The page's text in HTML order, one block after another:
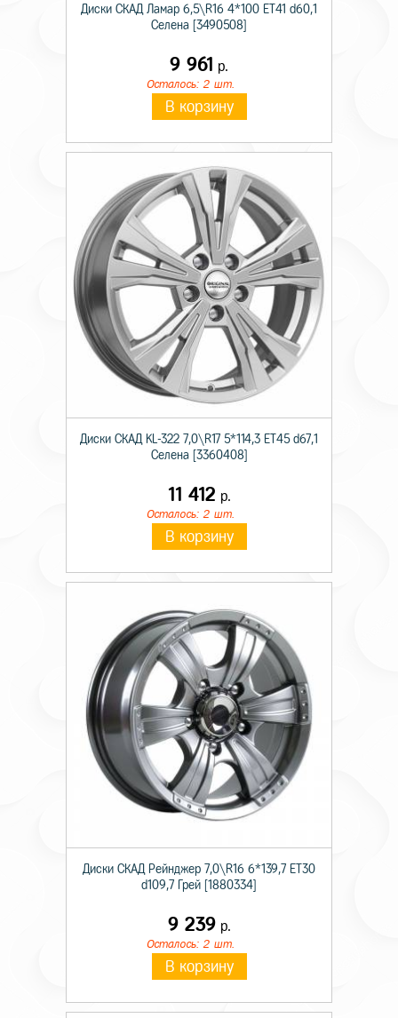
Диски СКАД Ламар 6,5\R16 4*100 ET41 d60,1
Селена [3490508]
9 961 р.
Осталось: 2 шт.
В корзину
Диски СКАД KL-322 7,0\R17 5*114,3 ET45 d67,1
Селена [3360408]
11 412 р.
Осталось: 2 шт.
В корзину
Диски СКАД Рейнджер 7,0\R16 6*139,7 ET30
d109,7 Грей [1880334]
9 239р.
Осталось: 2 шт.
В корзину